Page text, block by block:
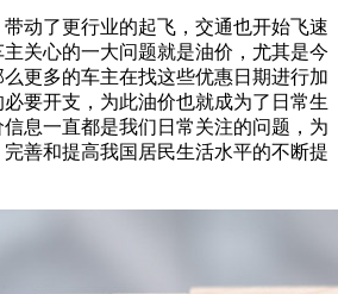
了更行业的起飞，交通也开始飞速
关心的一大问题就是油价，尤其是今
更多的车主在找这些优惠日期进行加
要开支，为此油价也就成为了日常生
息一直都是我们日常关注的问题，为
善和提高我国居民生活水平的不断提